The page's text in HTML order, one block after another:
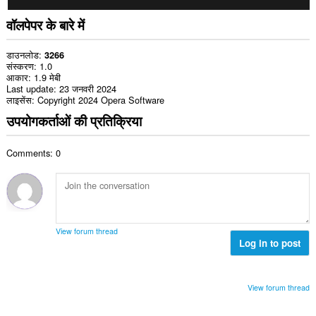
वॉलपेपर के बारे में
डाउनलोड 3266
संस्करण 1.0
आकार 1.9 मेबी
Last update 23 जनवरी 2024
लाइसेंस Copyright 2024 Opera Software
उपयोगकर्ताओं की प्रतिक्रिया
Comments: 0
View forum thread
Log in to post
View forum thread